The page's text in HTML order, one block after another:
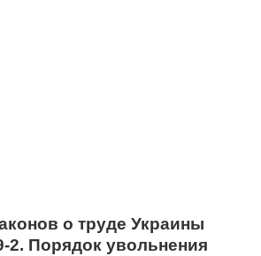
о труде Украины
2. Порядок увольнения